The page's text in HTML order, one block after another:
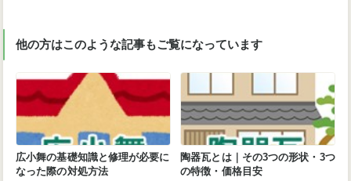
他の方はこのような記事もご覧になっています
広小舞の基礎知識と修理が必要に
なった際の対処方法
陶器瓦とは｜その3つの形状・3つ
の特徴・価格目安